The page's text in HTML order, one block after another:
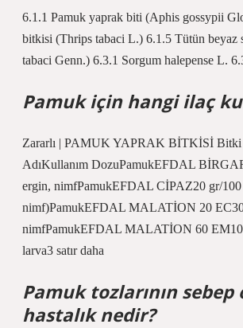
6.1.1 Pamuk yaprak biti (Aphis gossypii
bitkisi (Thrips tabaci L.) 6.1.5 Tütün beyaz
tabaci Genn.) 6.3.1 Sorgum halepense L.
Pamuk için hangi ilaç
Zararlı | PAMUK YAPRAK BİTKİSİ Bitki
AdıKullanım DozuPamukEFDAL
ergin, nimfPamukEFDAL CİPAZ20 gr/100
nimf)PamukEFDAL MALATİON 20
nimfPamukEFDAL MALATİON 60
larva3 satır daha
Pamuk tozlarının sebep
hastalık nedir?